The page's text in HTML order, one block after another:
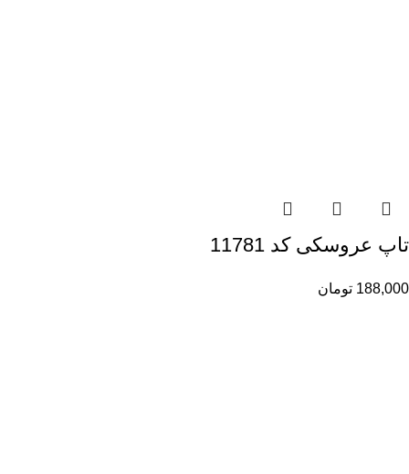
تاپ عروسکی کد 11781
188,000 تومان